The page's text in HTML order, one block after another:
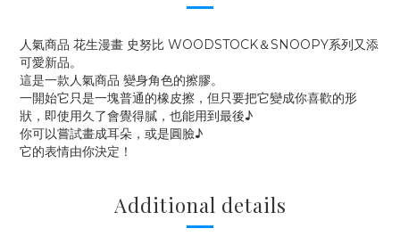
人氣商品 花生漫畫 史努比 WOODSTOCK＆SNOOPY系列又添
可愛新品。
這是一款人氣商品 變身角色的擦膠。
一開始它只是一塊普通的橡皮擦，但只要把它變成你喜歡的形
狀，即使用久了會覺得膩，也能用到最後♪
你可以嘗試畫成耳朵，或是圓臉♪
它的表情由你決定！
Additional details